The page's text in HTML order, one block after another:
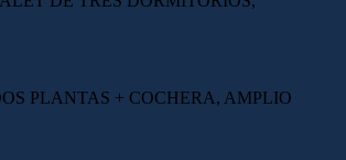
PLANTAS + COCHERA, AMPLIO